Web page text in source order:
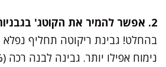
2. אפשר להמיר את הקוטג' בגבניות אחרות?
בהחלט! גבינת ריקוטה תחליף